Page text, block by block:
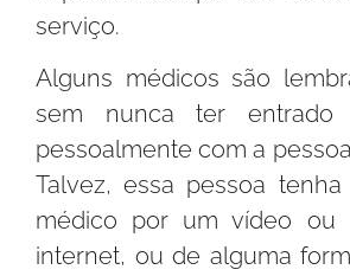
serviço.
Alguns médicos são
sem nunca ter entrado
pessoalmente com a
Talvez, essa pessoa
médico por um vídeo ou
internet, ou de alguma